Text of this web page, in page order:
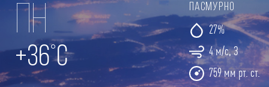
Пн
+36°С
пасмурно
27%
4 м/с, З
759 мм рт. ст.